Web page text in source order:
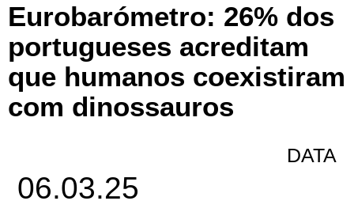
Eurobarómetro: 26% dos
portugueses acreditam
que humanos coexistiram
com dinossauros
DATA
06.03.25